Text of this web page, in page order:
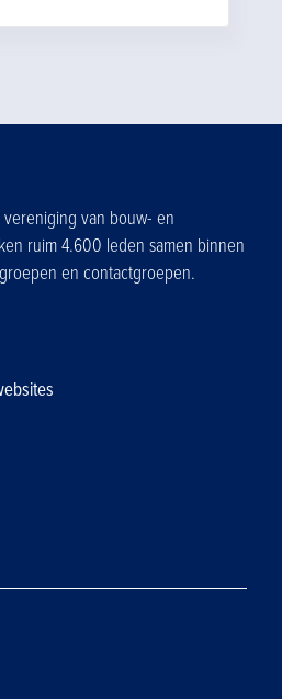
bodemsector raakt de
bodem saneren en
uit grond
certificering te
ministerie van Sociale
aan op de
KWALIBO-erkenning
opleidingsplicht is
namelijk voor iedereen
blootgesteld kan worden
van bouw- en
ruim 4.600 leden samen binnen
en contactgroepen.